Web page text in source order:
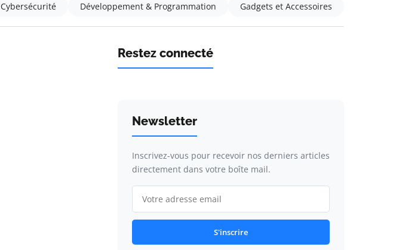
Cybersécurité Développement & Programmation Gadgets et Accessoires
Restez connecté
Newsletter
Inscrivez-vous pour recevoir nos derniers articles
directement dans votre boîte mail.
S'inscrire